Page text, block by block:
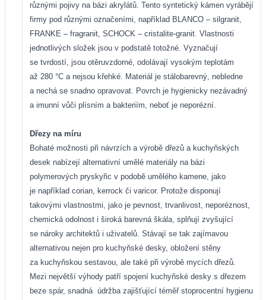
různými pojivy na bázi akrylátů. Tento syntetický kámen vyrábějí
firmy pod různými označeními, například BLANCO – silgranit,
FRANKE – fragranit, SCHOCK – cristalite-granit. Vlastnosti
jednotlivých složek jsou v podstatě totožné. Vyznačují
se tvrdostí, jsou otěruvzdorné, odolávají vysokým teplotám
až 280 °C a nejsou křehké. Materiál je stálobarevný, nebledne
a nechá se snadno opravovat. Povrch je hygienicky nezávadný
a imunní vůči plísním a bakteriím, neboť je neporézní.
Dřezy na míru
Bohaté možnosti při návrzích a výrobě dřezů a kuchyňských
desek nabízejí alternativní umělé materiály na bázi
polymerových pryskyřic v podobě umělého kamene, jako
je například corian, kerrock či varicor. Protože disponují
takovými vlastnostmi, jako je pevnost, trvanlivost, neporéznost,
chemická odolnost i široká barevná škála, splňují zvyšující
se nároky architektů i uživatelů. Stávají se tak zajímavou
alternativou nejen pro kuchyňské desky, obložení stěny
za kuchyňskou sestavou, ale také při výrobě mycích dřezů.
Mezi největší výhody patří spojení kuchyňské desky s dřezem
beze spár, snadná údržba zajišťující téměř stoprocentní hygienu